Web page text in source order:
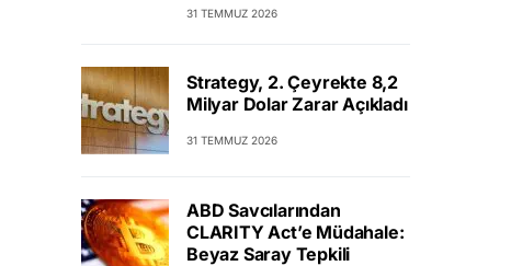
31 TEMMUZ 2026
Strategy, 2. Çeyrekte 8,2
Milyar Dolar Zarar Açıkladı
31 TEMMUZ 2026
ABD Savcılarından
CLARITY Act’e Müdahale:
Beyaz Saray Tepkili